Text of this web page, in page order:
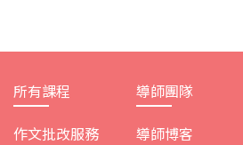
所有課程
作文批改服務
導師團隊
導師博客